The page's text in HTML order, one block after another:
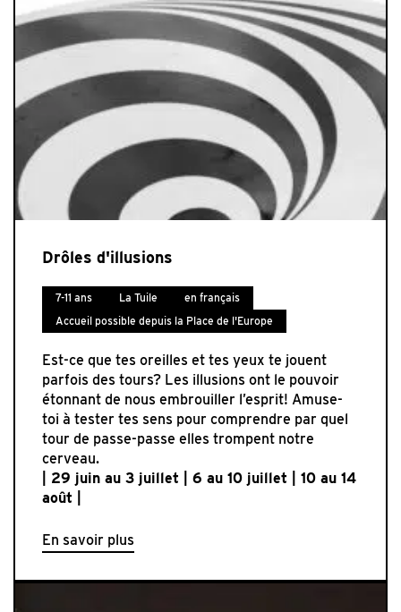
Drôles d'illusions
7-11 ans La Tuile
en français
Accueil possible depuis la Place de l'Europe
Est-ce que tes oreilles et tes yeux te jouent
parfois des tours? Les illusions ont le pouvoir
étonnant de nous embrouiller l’esprit! Amuse-
toi à tester tes sens pour comprendre par quel
tour de passe-passe elles trompent notre
cerveau.
| 29 juin au 3 juillet | 6 au 10 juillet | 10 au 14
août |
En savoir plus